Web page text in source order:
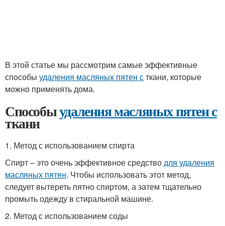
В этой статье мы рассмотрим самые эффективные
способы удаления масляных пятен сткани, которые
можно применять дома.
Способыудаления масляных пятен с
ткани
1. Метод с использованием спирта
Спирт – это очень эффективное средстводля удаления
масляных пятен. Чтобы использовать этот метод,
следует вытереть пятно спиртом, а затем тщательно
промыть одежду в стиральной машине.
2. Метод с использованием соды